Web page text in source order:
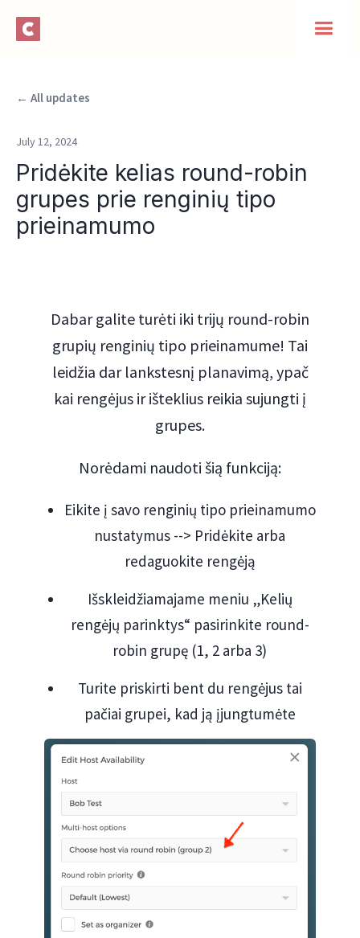
← All updates
July 12, 2024
Pridėkite kelias round-robin
grupes prie renginių tipo
prieinamumo
Dabar galite turėti iki trijų round-robin
grupių renginių tipo prieinamume! Tai
leidžia dar lankstesnį planavimą, ypač
kai rengėjus ir išteklius reikia sujungti į
grupes.
Norėdami naudoti šią funkciją:
Eikite į savo renginių tipo prieinamumo
nustatymus --> Pridėkite arba
redaguokite rengėją
Išskleidžiamajame meniu „Kelių
rengėjų parinktys“ pasirinkite round-
robin grupę (1, 2 arba 3)
Turite priskirti bent du rengėjus tai
pačiai grupei, kad ją įjungtumėte